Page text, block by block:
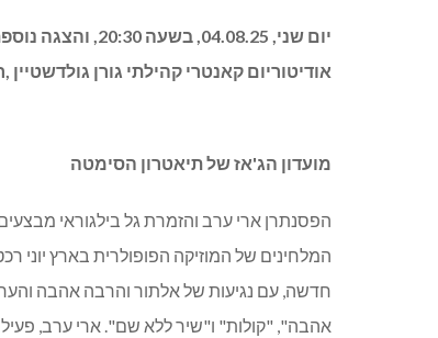
אודיטוריום קאנטרי קהילתי גורן
מועדון הג'אז של תיאטרון הסימטה
הפסנתרן ארי ערב והזמרת גל בילגוראי
המלחינים של המוזיקה הפופולרית בארץ יוני
חדשה, עם נגיעות של אלתור והרבה אהבה
אהבה", "קולות" ו"שיר ללא שם". ארי ערב,